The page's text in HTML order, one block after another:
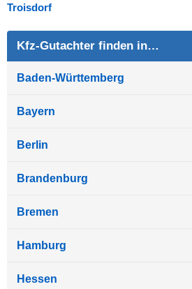
Troisdorf
Kfz-Gutachter finden in…
Baden-Württemberg
Bayern
Berlin
Brandenburg
Bremen
Hamburg
Hessen